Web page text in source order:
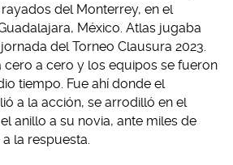
del Monterrey, en el
México. Atlas jugaba
del Torneo Clausura 2023.
cero a cero y los equipos se fueron
tiempo. Fue ahí donde el
a la acción, se arrodilló en el
anillo a su novia, ante miles de
la respuesta.